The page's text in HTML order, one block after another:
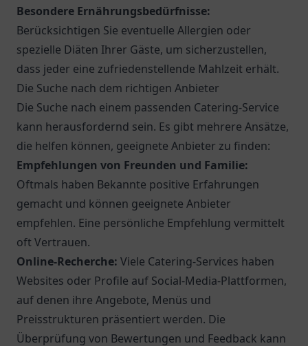
Besondere Ernährungsbedürfnisse:
Berücksichtigen Sie eventuelle Allergien oder
spezielle Diäten Ihrer Gäste, um sicherzustellen,
dass jeder eine zufriedenstellende Mahlzeit erhält.
Die Suche nach dem richtigen Anbieter
Die Suche nach einem passenden Catering-Service
kann herausfordernd sein. Es gibt mehrere Ansätze,
die helfen können, geeignete Anbieter zu finden:
Empfehlungen von Freunden und Familie:
Oftmals haben Bekannte positive Erfahrungen
gemacht und können geeignete Anbieter
empfehlen. Eine persönliche Empfehlung vermittelt
oft Vertrauen.
Online-Recherche: Viele Catering-Services haben
Websites oder Profile auf Social-Media-Plattformen,
auf denen ihre Angebote, Menüs und
Preisstrukturen präsentiert werden. Die
Überprüfung von Bewertungen und Feedback kann